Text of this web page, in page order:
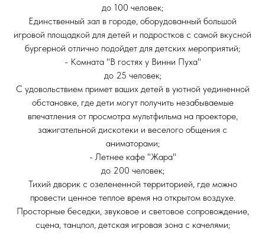
до 100 человек;
Единственный зал в городе, оборудованный большой
игровой площадкой для детей и подростков с самой вкусной
бургерной отлично подойдет для детских мероприятий;
- Комната "В гостях у Винни Пуха"
до 25 человек;
С удовольствием примет ваших детей в уютной уединенной
обстановке, где дети могут получить незабываемые
впечатления от просмотра мультфильма на проекторе,
зажигательной дискотеки и веселого общения с
аниматорами;
- Летнее кафе "Жара"
до 200 человек;
Тихий дворик с озелененной территорией, где можно
провести ценное теплое время на открытом воздухе.
Просторные беседки, звуковое и световое сопровождение,
сцена, танцпол, детская игровая зона с качелями;